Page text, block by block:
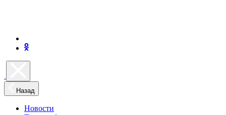
Назад
Новости